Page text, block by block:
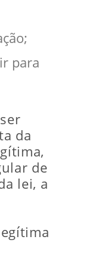
para
da
de
lei, a